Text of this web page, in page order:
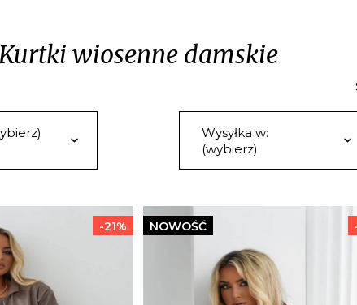
wiosenne damskie
Wysyłka w:
(wybierz)
-21% NOWOŚĆ